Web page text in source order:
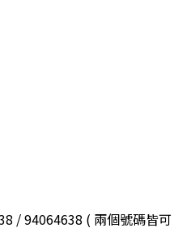
/ 94064638 ( 兩個號碼皆可